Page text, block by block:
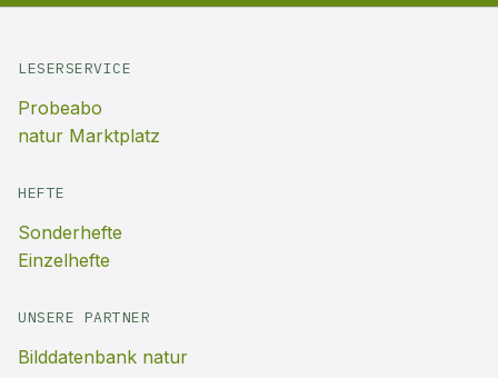
LESERSERVICE
Probeabo
natur Marktplatz
HEFTE
Sonderhefte
Einzelhefte
UNSERE PARTNER
Bilddatenbank natur